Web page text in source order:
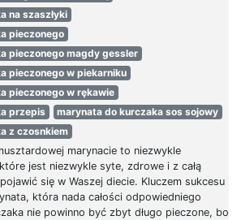
na szaszłyki
pieczonego
pieczonego magdy gessler
pieczonego w piekarniku
pieczonego w rękawie
przepis
marynata do kurczaka sos sojowy
z czosnkiem
marynacie to niezwykle
jest niezwykle syte, zdrowe i z całą
się w Waszej diecie. Kluczem sukcesu
która nada całości odpowiedniego
nie powinno być zbyt długo pieczone, bo